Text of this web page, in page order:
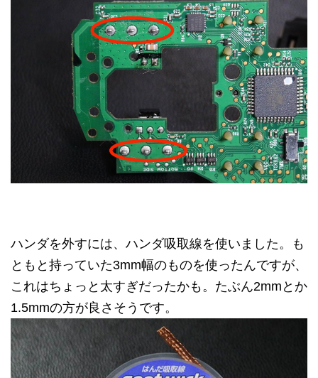
ハンダを外すには、ハンダ吸取線を使いました。も
ともと持っていた3mm幅のものを使ったんですが、
これはちょっと太すぎだったかも。たぶん2mmとか
1.5mmの方が良さそうです。